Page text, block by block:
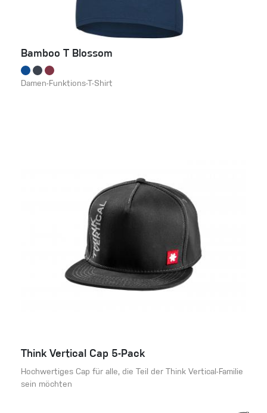
Bamboo T Blossom
Damen-Funktions-T-Shirt
Think Vertical Cap 5-Pack
Hochwertiges Cap für alle, die Teil der Think Vertical-Familie
sein möchten